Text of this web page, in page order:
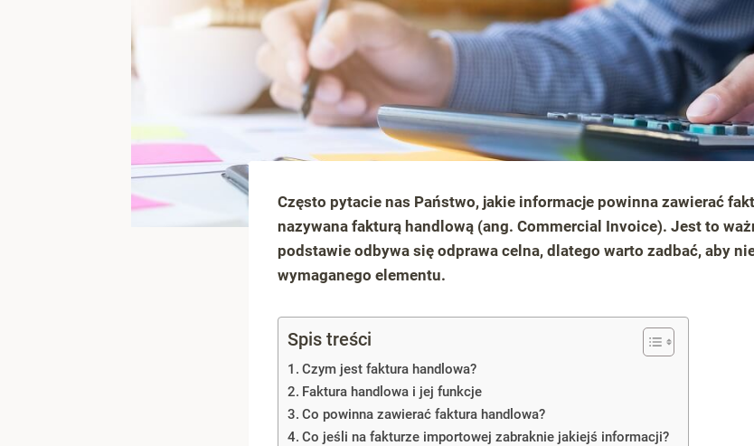
Często pytacie nas Państwo, jakie informacje powinna zawierać
nazywana fakturą handlową (ang. Commercial Invoice). Jest to
podstawie odbywa się odprawa celna, dlatego warto zadbać, aby
wymaganego elementu.
Spis treści
Czym jest faktura handlowa?
Faktura handlowa i jej funkcje
Co powinna zawierać faktura handlowa?
Co jeśli na fakturze importowej zabraknie jakiejś informacji?